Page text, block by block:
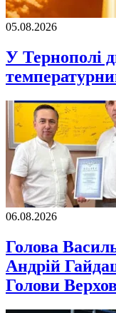
05.08.2026
У Тернополі
06.08.2026
Голова
Андрій
Голови